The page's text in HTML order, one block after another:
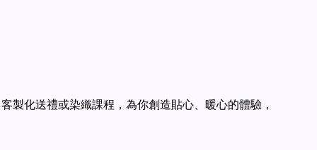
製化送禮或染織課程，為你創造貼心、暖心的體驗，